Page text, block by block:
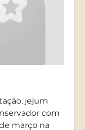
jejum
com
março na